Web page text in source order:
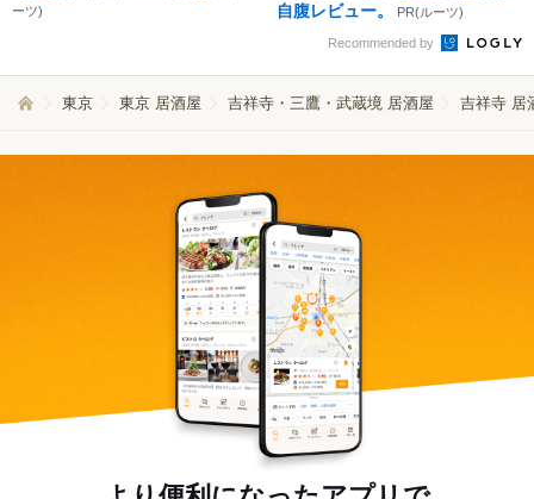
ーツ)
自腹レビュー。
PR(ルーツ)
Recommended by
東京 東京 居酒屋 吉祥寺・三鷹・武蔵境 居酒屋 吉祥寺 居